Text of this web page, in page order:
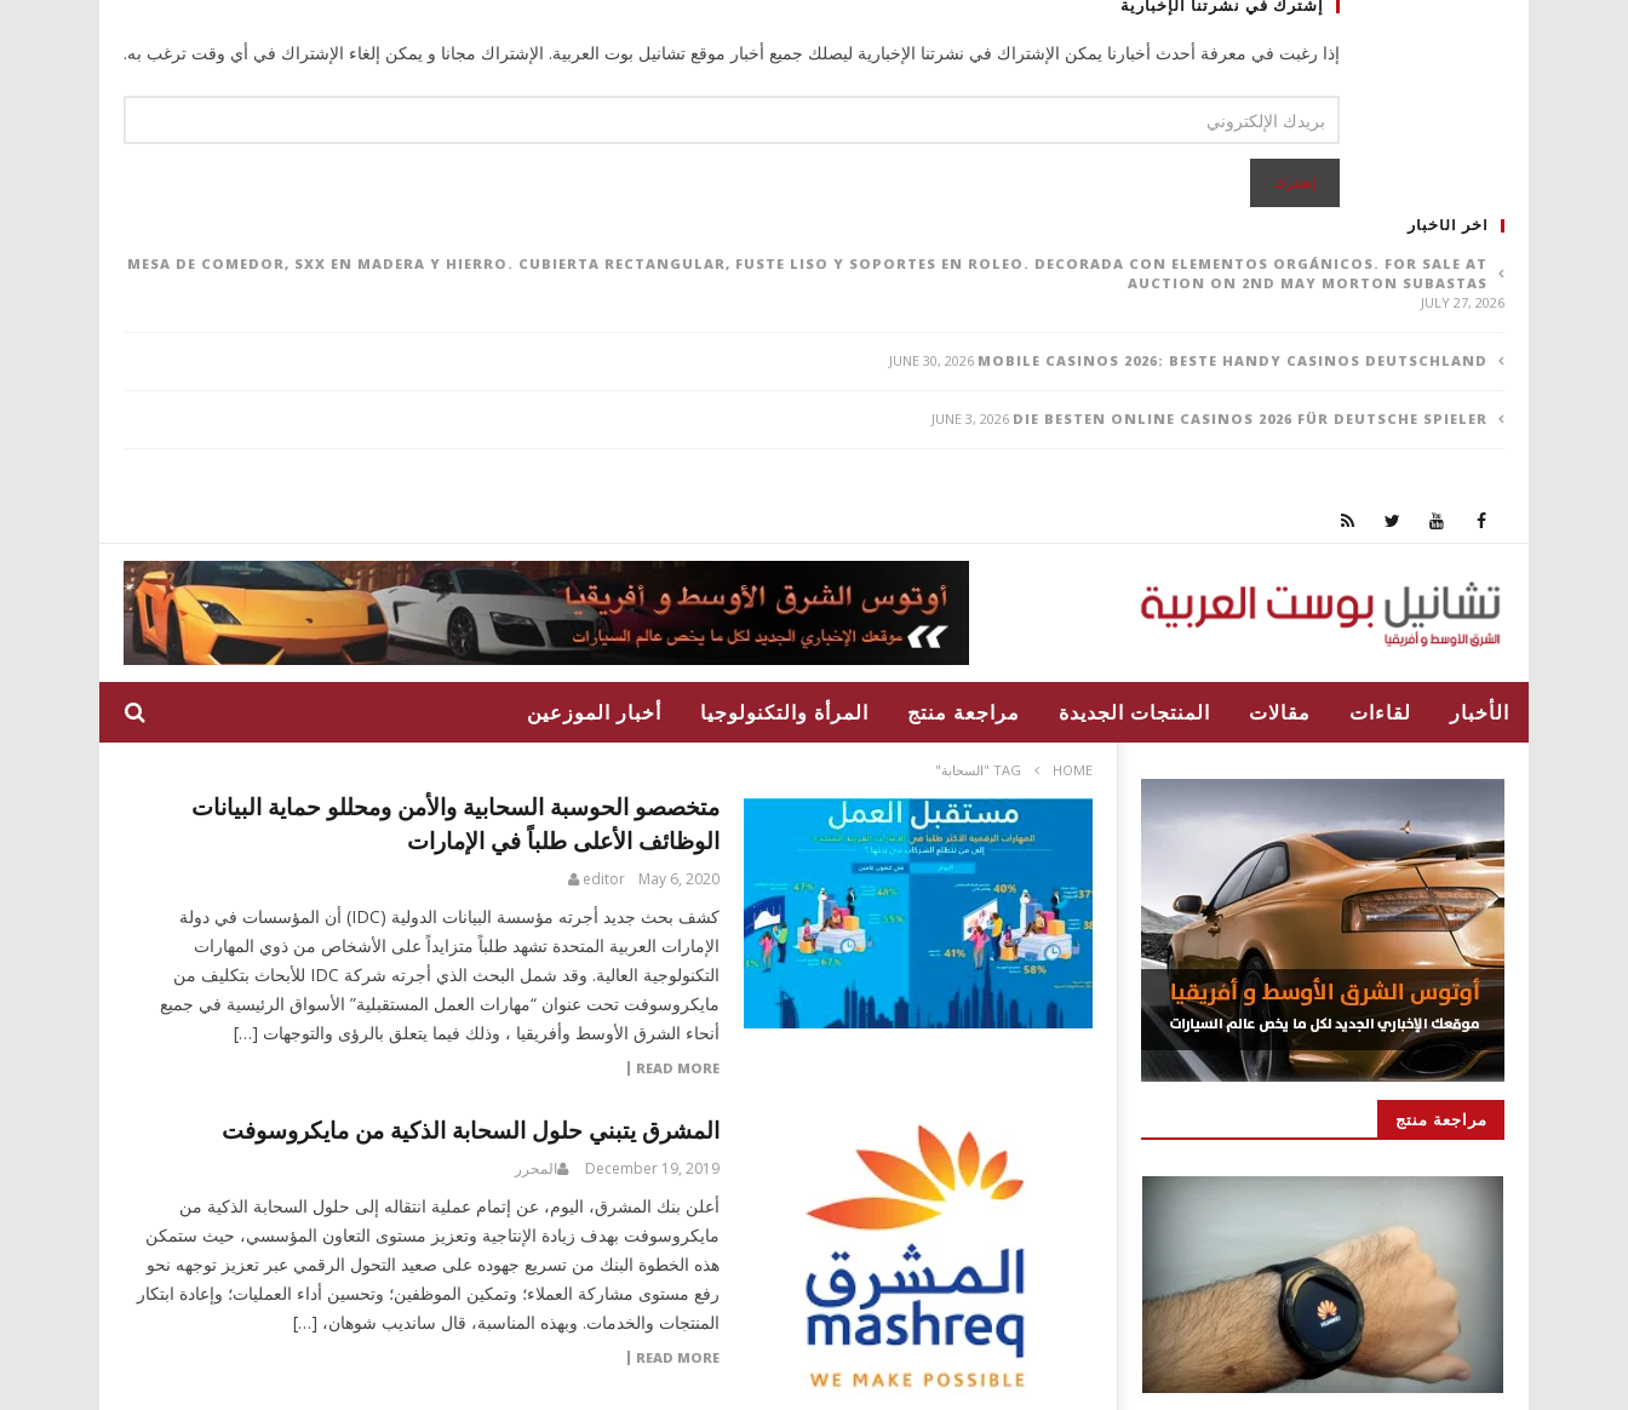
إشترك في نشرتنا الإخبارية
إذا رغبت في معرفة أحدث أخبارنا يمكن الإشتراك في نشرتنا الإخبارية ليصلك جميع أخبار موقع تشانيل بوت العربية. الإشتراك مجانا و يمكن إلغاء الإشتراك في أي وقت ترغب به.
اخر الأخبار
MESA DE COMEDOR, SXX EN MADERA Y HIERRO. CUBIERTA RECTANGULAR, FUSTE LISO Y SOPORTES EN ROLEO. DECORADA CON ELEMENTOS ORGÁNICOS. FOR SALE AT
AUCTION ON 2ND MAY MORTON SUBASTAS
JULY 27, 2026
MOBILE CASINOS 2026: BESTE HANDY CASINOS DEUTSCHLAND
JUNE 30, 2026
DIE BESTEN ONLINE CASINOS 2026 FÜR DEUTSCHE SPIELER
JUNE 3, 2026
الأخبار لقاءات مقالات المنتجات الجديدة مراجعة منتج المرأة والتكنولوجيا أخبار الموزعين
HOME TAG "السحابة"
متخصصو الحوسبة السحابية والأمن ومحللو حماية البيانات
الوظائف الأعلى طلباً في الإمارات
May 6, 2020
editor
كشف بحث جديد أجرته مؤسسة البيانات الدولية (IDC) أن المؤسسات في دولة
الإمارات العربية المتحدة تشهد طلباً متزايداً على الأشخاص من ذوي المهارات
التكنولوجية العالية. وقد شمل البحث الذي أجرته شركة IDC للأبحاث بتكليف من
مايكروسوفت تحت عنوان “مهارات العمل المستقبلية” الأسواق الرئيسية في جميع
أنحاء الشرق الأوسط وأفريقيا ، وذلك فيما يتعلق بالرؤى والتوجهات […]
READ MORE
المشرق يتبني حلول السحابة الذكية من مايكروسوفت
December 19, 2019 المحرر
أعلن بنك المشرق، اليوم، عن إتمام عملية انتقاله إلى حلول السحابة الذكية من
مايكروسوفت بهدف زيادة الإنتاجية وتعزيز مستوى التعاون المؤسسي، حيث ستمكن
هذه الخطوة البنك من تسريع جهوده على صعيد التحول الرقمي عبر تعزيز توجهه نحو
رفع مستوى مشاركة العملاء؛ وتمكين الموظفين؛ وتحسين أداء العمليات؛ وإعادة ابتكار
المنتجات والخدمات. وبهذه المناسبة، قال سانديب شوهان، […]
READ MORE
مراجعة منتج